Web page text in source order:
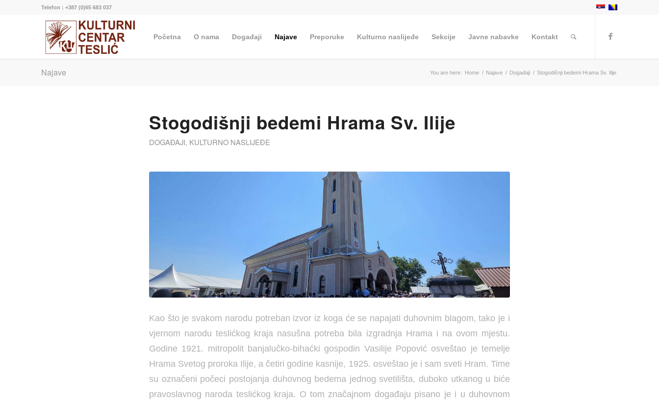
Telefon : +387 (0)65 683 037
Početna O nama Događaji Najave Preporuke Kulturno naslijeđe Sekcije Javne nabavke Kontakt
Najave You are here: Home / Najave / Događaji / Stogodišnji bedemi Hrama Sv. Ilije
Stogodišnji bedemi Hrama Sv. Ilije
DOGAĐAJI, KULTURNO NASLIJEĐE
Kao što je svakom narodu potreban izvor iz koga će se napajati duhovnim blagom, tako je i
vjernom narodu teslićkog kraja nasušna potreba bila izgradnja Hrama i na ovom mjestu.
Godine 1921. mitropolit banjalučko-bihaćki gospodin Vasilije Popović osveštao je temelje
Hrama Svetog proroka Ilije, a četiri godine kasnije, 1925. osveštao je i sam sveti Hram. Time
su označeni počeci postojanja duhovnog bedema jednog svetilišta, duboko utkanog u biće
pravoslavnog naroda teslićkog kraja. O tom značajnom događaju pisano je i u duhovnom